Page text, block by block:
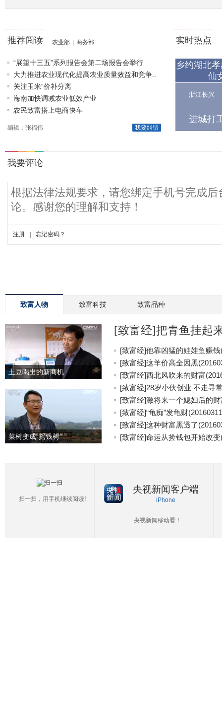
推荐阅读 农业部 商务部
“展望十三五”系列报告会第二场报告会举行
大力推进农业现代化提高农业质量效益和竞争..
关注玉米“价补分离
海南加快调减农业低效产业
农民致富搭上电商快车
我要纠错
编辑：张福伟
实时热点
乡约湖北
仙
浙江长兴
进城打
致富人物 致富科技 致富品种
土豆喝出的新商机
菜树变成“摇钱树”
[致富经]把青鱼挂起
[致富经]他靠凶猛的娃娃鱼赚钱
[致富经]这羊价高全因黑
[致富经]西北风吹来的财富
[致富经]28岁小伙创业 不走寻
[致富经]激将来一个媳妇后的
[致富经]“龟痴”发龟财
[致富经]这种财富黑透了
[致富经]命运从捡钱包开始改变
扫一扫，用手机继续阅读!
央视新闻客户端
iPhone
央视新闻移动看！